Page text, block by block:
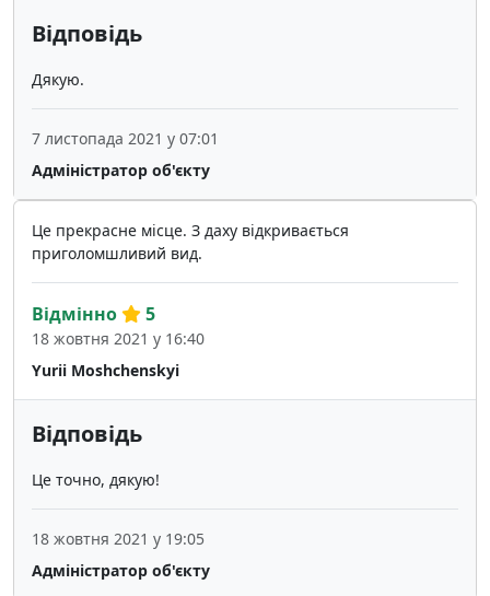
Відповідь
Дякую.
Адміністратор об'єкту
7 листопада 2021 у 07:01
Це прекрасне місце. З даху відкривається
приголомшливий вид.
Yurii Moshchenskyi
Відмінно 5
18 жовтня 2021 у 16:40
Відповідь
Це точно, дякую!
Адміністратор об'єкту
18 жовтня 2021 у 19:05